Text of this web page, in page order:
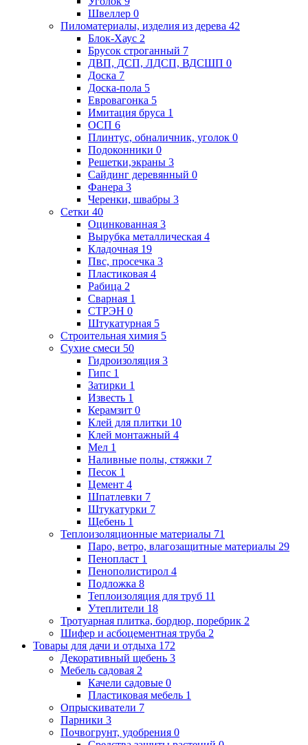
Швеллер 0
Пиломатериалы, изделия из дерева 42
Блок-Хаус 2
Брусок строганный 7
ДВП, ДСП, ЛДСП, ВДСШП 0
Доска 7
Доска-пола 5
Евровагонка 5
Имитация бруса 1
ОСП 6
Плинтус, обналичник, уголок 0
Подоконники 0
Решетки,экраны 3
Сайдинг деревянный 0
Фанера 3
Черенки, швабры 3
Сетки 40
Оцинкованная 3
Вырубка металлическая 4
Кладочная 19
Пвс, просечка 3
Пластиковая 4
Рабица 2
Сварная 1
СТРЭН 0
Штукатурная 5
Строительная химия 5
Сухие смеси 50
Гидроизоляция 3
Гипс 1
Затирки 1
Известь 1
Керамзит 0
Клей для плитки 10
Клей монтажный 4
Мел 1
Наливные полы, стяжки 7
Песок 1
Цемент 4
Шпатлевки 7
Штукатурки 7
Щебень 1
Теплоизоляционные материалы 71
Паро, ветро, влагозащитные материалы 29
Пенопласт 1
Пенополистирол 4
Подложка 8
Теплоизоляция для труб 11
Утеплители 18
Тротуарная плитка, бордюр, поребрик 2
Шифер и асбоцементная труба 2
Товары для дачи и отдыха 172
Декоративный щебень 3
Мебель садовая 2
Качели садовые 0
Пластиковая мебель 1
Опрыскиватели 7
Парники 3
Почвогрунт, удобрения 0